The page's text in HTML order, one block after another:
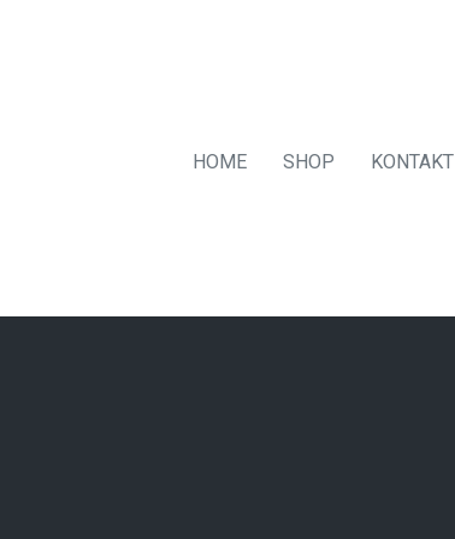
HOME SHOP KONTAKT